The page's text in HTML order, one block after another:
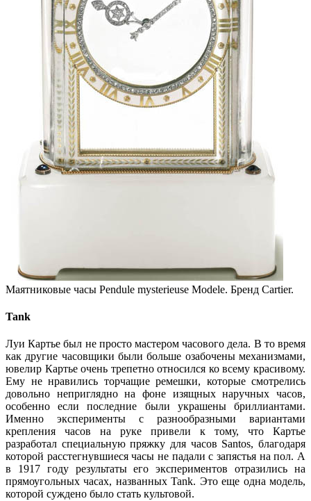
Маятниковые часы Pendule mysterieuse Modele. Бренд Cartier.
Tank
Луи Картье был не просто мастером часового дела. В то время
как другие часовщики были больше озабочены механизмами,
ювелир Картье очень трепетно относился ко всему красивому.
Ему не нравились торчащие ремешки, которые смотрелись
довольно неприглядно на фоне изящных наручных часов,
особенно если последние были украшены бриллиантами.
Именно эксперименты с разнообразными вариантами
крепления часов на руке привели к тому, что Картье
разработал специальную пряжку для часов Santos, благодаря
которой расстегнувшиеся часы не падали с запястья на пол. А
в 1917 году результаты его экспериментов отразились на
прямоугольных часах, названных Tank. Это еще одна модель,
которой суждено было стать культовой.